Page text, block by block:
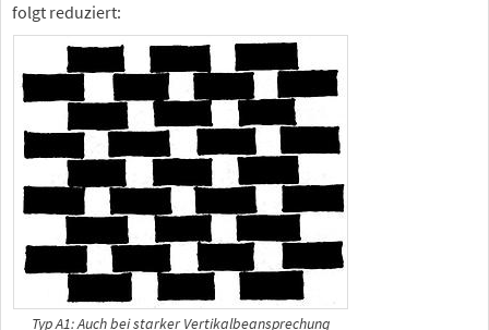
folgt reduziert:
Typ A1: Auch bei starker Vertikalbeansprechung